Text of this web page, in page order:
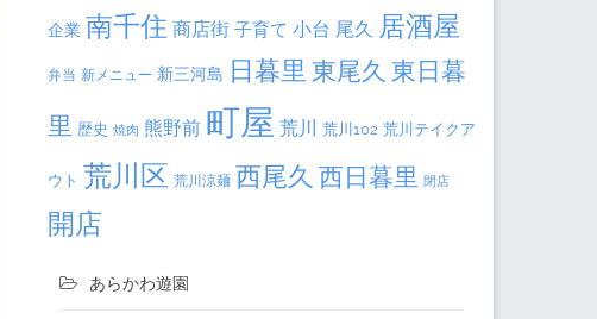
企業 南千住 商店街 子育て 小台 尾久 居酒屋
弁当 新メニュー 新三河島 日暮里 東尾久 東日暮
里 歴史 焼肉 熊野前 町屋 荒川 荒川102 荒川テイクア
ウト 荒川区 荒川涼麺 西尾久 西日暮里 閉店
開店
あらかわ遊園